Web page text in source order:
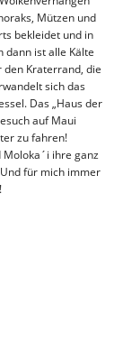
Mützen und
bekleidet und in
dann ist alle Kälte
Kraterrand, die
sich das
Das „Haus der
auf Maui
zu fahren!
Moloka´i ihre ganz
für mich immer